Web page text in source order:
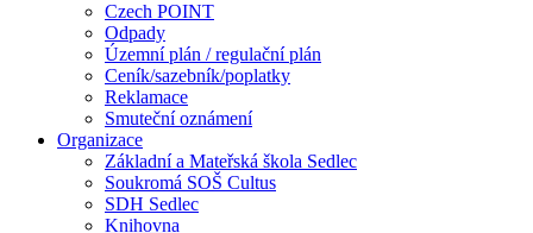
Czech POINT
Odpady
Územní plán / regulační plán
Ceník/sazebník/poplatky
Reklamace
Smuteční oznámení
Organizace
Základní a Mateřská škola Sedlec
Soukromá SOŠ Cultus
SDH Sedlec
Knihovna